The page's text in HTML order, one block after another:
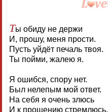
Ты обиду не держи
И, прошу, меня прости.
Пусть уйдёт печаль твоя.
Ты пойми, жалею я.
Я ошибся, спору нет.
Был нелепым мой ответ.
На себя я очень злюсь
И к прощению стремлюсь.